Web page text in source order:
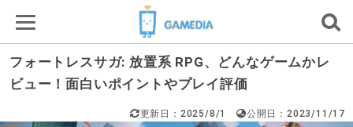
フォートレスサガ: 放置系 RPG、どんなゲームかレ
ビュー！面白いポイントやプレイ評価
更新日：2025/8/1 公開日：2023/11/17